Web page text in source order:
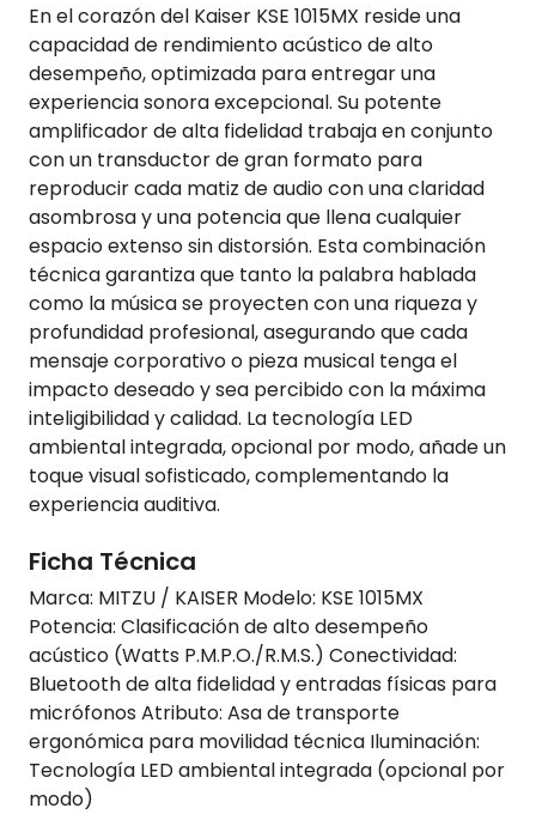
En el corazón del Kaiser KSE 1015MX reside una
capacidad de rendimiento acústico de alto
desempeño, optimizada para entregar una
experiencia sonora excepcional. Su potente
amplificador de alta fidelidad trabaja en conjunto
con un transductor de gran formato para
reproducir cada matiz de audio con una claridad
asombrosa y una potencia que llena cualquier
espacio extenso sin distorsión. Esta combinación
técnica garantiza que tanto la palabra hablada
como la música se proyecten con una riqueza y
profundidad profesional, asegurando que cada
mensaje corporativo o pieza musical tenga el
impacto deseado y sea percibido con la máxima
inteligibilidad y calidad. La tecnología LED
ambiental integrada, opcional por modo, añade un
toque visual sofisticado, complementando la
experiencia auditiva.
Ficha Técnica
Marca: MITZU / KAISER Modelo: KSE 1015MX
Potencia: Clasificación de alto desempeño
acústico (Watts P.M.P.O./R.M.S.) Conectividad:
Bluetooth de alta fidelidad y entradas físicas para
micrófonos Atributo: Asa de transporte
ergonómica para movilidad técnica Iluminación:
Tecnología LED ambiental integrada (opcional por
modo)